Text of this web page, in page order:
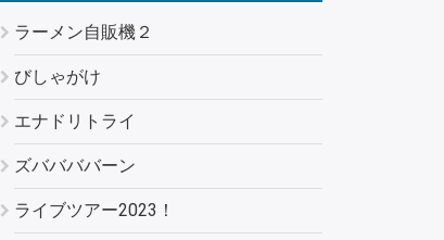
ラーメン自販機２
びしゃがけ
エナドリトライ
ズババババーン
ライブツアー2023！